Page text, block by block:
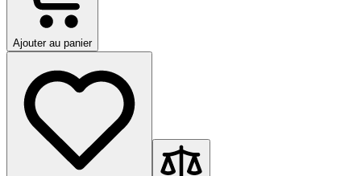
Ajouter au panier